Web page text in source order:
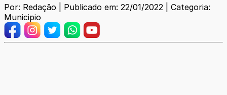
Por: Redação | Publicado em: 22/01/2022 | Categoria:
Municipio